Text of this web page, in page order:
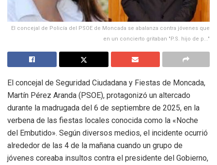
El concejal de Policía del PSOE de Moncada se abalanza contra jóvenes que
en un concierto gritaban "P.S. hijo de p..."
El concejal de Seguridad Ciudadana y Fiestas de Moncada,
Martín Pérez Aranda (PSOE), protagonizó un altercado
durante la madrugada del 6 de septiembre de 2025, en la
verbena de las fiestas locales conocida como la «Noche
del Embutido». Según diversos medios, el incidente ocurrió
alrededor de las 4 de la mañana cuando un grupo de
jóvenes coreaba insultos contra el presidente del Gobierno,